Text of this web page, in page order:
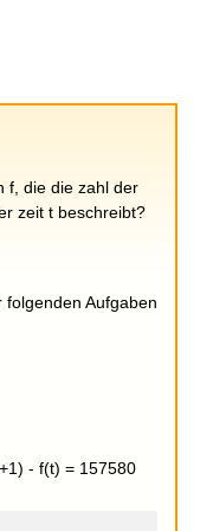
f, die die zahl der
zeit t beschreibt?
folgenden Aufgaben
- f(t) = 157580